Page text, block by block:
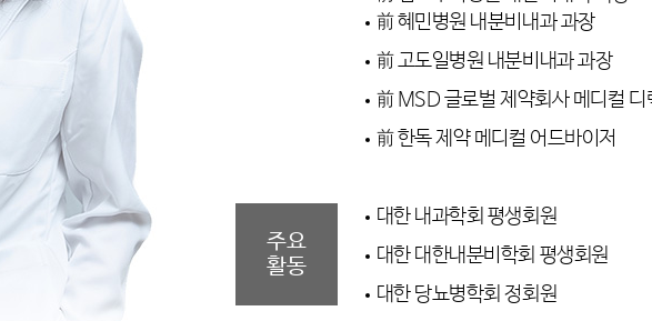
前 혜민병원 내분비내과 과장
前 고도일병원 내분비내과 과장
前 MSD 글로벌 제약회사 메디컬 디
前 한독 제약 메디컬 어드바이저
주요
활동
대한 내과학회 평생회원
대한 대한내분비학회 평생회원
대한 당뇨병학회 정회원